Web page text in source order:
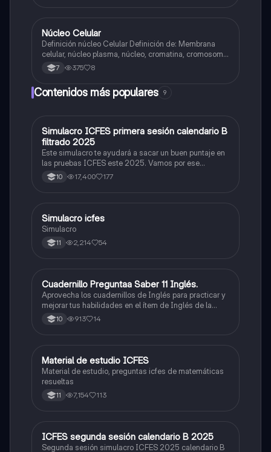
Biologia
Núcleo Celular
Definición núcleo Celular Definición de: Membrana
celular, núcleo plasma, núcleo, cromatina, cromosoma
Interfase Fases de la interfase
7 375 8
Contenidos más populares 9
ICFES: Matemáticas
Simulacro ICFES primera sesión calendario B
filtrado 2025
Este simulacro te ayudará a sacar un buen puntaje en
las pruebas ICFES este 2025. Vamos por ese
500/500. Y poder ser admitido en la universidad que
quieras, estudiar la carrera que quieres y no la que te
10 17,400 177
ICFES: Lectura Crítica
Simulacro icfes
Simulacro
11 2,214 54
ICFES: Inglés
Cuadernillo Preguntaa Saber 11 Inglés.
Aprovecha los cuadernillos de Inglés para practicar y
mejorar tus habilidades en el ítem de Inglés de la
Prueba Saber 11. 🫡
10 913 14
ICFES: Matemáticas
Material de estudio ICFES
Material de estudio, preguntas icfes de matemáticas
resueltas
11 7,154 113
ICFES: Lectura Crítica
ICFES segunda sesión calendario B 2025
Segunda sesión simulacro ICFES 2025 calendario B